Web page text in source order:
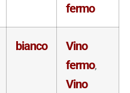
fermo
bianco
Vino
fermo,
Vino